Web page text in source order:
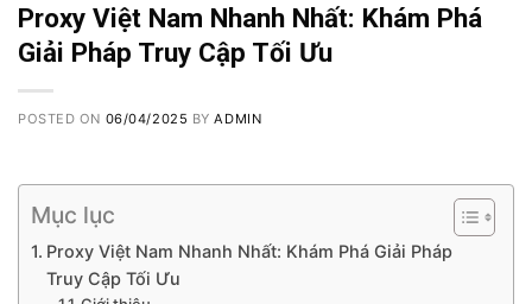
Proxy Việt Nam Nhanh Nhất: Khám Phá
Giải Pháp Truy Cập Tối Ưu
POSTED ON 06/04/2025 BYADMIN
Mục lục
Proxy Việt Nam Nhanh Nhất: Khám Phá Giải Pháp
Truy Cập Tối Ưu